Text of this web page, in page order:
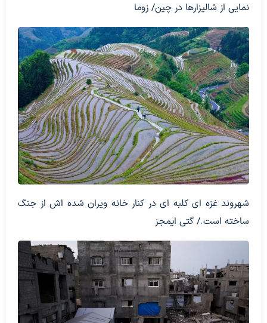
نمایی از شالیزارها در چین/ زوما
شهروند غزه ای کلبه ای در کنار خانه ویران شده اش از جنگ
ساخته است./ گتی ایمجز